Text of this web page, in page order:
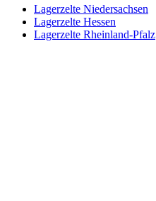
Lagerzelte Niedersachsen
Lagerzelte Hessen
Lagerzelte Rheinland-Pfalz